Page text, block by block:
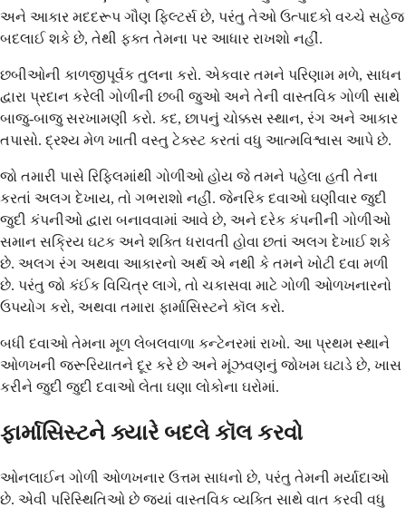
અને આકાર મદદરૂપ ગૌણ ફિલ્ટર્સ છે, પરંતુ તેઓ ઉત્પાદકો વચ્ચે સહેજ
બદલાઈ શકે છે, તેથી ફક્ત તેમના પર આધાર રાખશો નહીં.
છબીઓની કાળજીપૂર્વક તુલના કરો. એકવાર તમને પરિણામ મળે, સાધન
દ્વારા પ્રદાન કરેલી ગોળીની છબી જુઓ અને તેની વાસ્તવિક ગોળી સાથે
બાજુ-બાજુ સરખામણી કરો. કદ, છાપનું ચોક્કસ સ્થાન, રંગ અને આકાર
તપાસો. દ્રશ્ય મેળ ખાતી વસ્તુ ટેક્સ્ટ કરતાં વધુ આત્મવિશ્વાસ આપે છે.
જો તમારી પાસે રિફિલમાંથી ગોળીઓ હોય જે તમને પહેલા હતી તેના
કરતાં અલગ દેખાય, તો ગભરાશો નહીં. જેનરિક દવાઓ ઘણીવાર જુદી
જુદી કંપનીઓ દ્વારા બનાવવામાં આવે છે, અને દરેક કંપનીની ગોળીઓ
સમાન સક્રિય ઘટક અને શક્તિ ધરાવતી હોવા છતાં અલગ દેખાઈ શકે
છે. અલગ રંગ અથવા આકારનો અર્થ એ નથી કે તમને ખોટી દવા મળી
છે. પરંતુ જો કંઈક વિચિત્ર લાગે, તો ચકાસવા માટે ગોળી ઓળખનારનો
ઉપયોગ કરો, અથવા તમારા ફાર્માસિસ્ટને કૉલ કરો.
બધી દવાઓ તેમના મૂળ લેબલવાળા કન્ટેનરમાં રાખો. આ પ્રથમ સ્થાને
ઓળખની જરૂરિયાતને દૂર કરે છે અને મૂંઝવણનું જોખમ ઘટાડે છે, ખાસ
કરીને જુદી જુદી દવાઓ લેતા ઘણા લોકોના ઘરોમાં.
ફાર્માસિસ્ટને ક્યારે બદલે કૉલ કરવો
ઓનલાઈન ગોળી ઓળખનાર ઉત્તમ સાધનો છે, પરંતુ તેમની મર્યાદાઓ
છે. એવી પરિસ્થિતિઓ છે જ્યાં વાસ્તવિક વ્યક્તિ સાથે વાત કરવી વધુ